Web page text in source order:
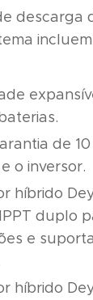
descarga
de
o inversor.
híbrido
duplo
e
híbrido